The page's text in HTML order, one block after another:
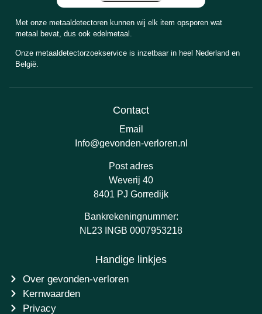
Met onze metaaldetectoren kunnen wij elk item opsporen wat
metaal bevat, dus ook edelmetaal.
Onze metaaldetectorzoekservice is inzetbaar in heel Nederland en
België.
Contact
Email
Info@gevonden-verloren.nl
Post adres
Weverij 40
8401 PJ Gorredijk
Bankrekeningnummer:
NL23 INGB 0007953218
Handige linkjes
Over gevonden-verloren
Kernwaarden
Privacy